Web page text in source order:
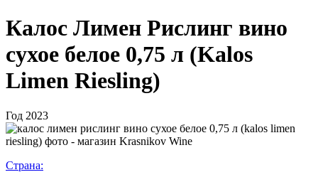
Калос Лимен Рислинг вино
сухое белое 0,75 л (Kalos
Limen Riesling)
Год 2023
Страна: